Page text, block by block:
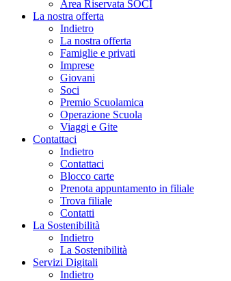
Area Riservata SOCI
La nostra offerta
Indietro
La nostra offerta
Famiglie e privati
Imprese
Giovani
Soci
Premio Scuolamica
Operazione Scuola
Viaggi e Gite
Contattaci
Indietro
Contattaci
Blocco carte
Prenota appuntamento in filiale
Trova filiale
Contatti
La Sostenibilità
Indietro
La Sostenibilità
Servizi Digitali
Indietro